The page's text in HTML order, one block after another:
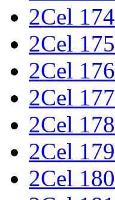
2Cel 174
2Cel 175
2Cel 176
2Cel 177
2Cel 178
2Cel 179
2Cel 180